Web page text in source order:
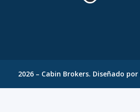
2026 – Cabin Brokers. Diseñado por